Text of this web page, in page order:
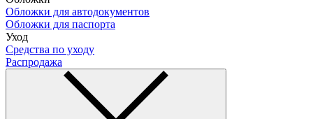
Обложки для автодокументов
Обложки для паспорта
Уход
Средства по уходу
Распродажа